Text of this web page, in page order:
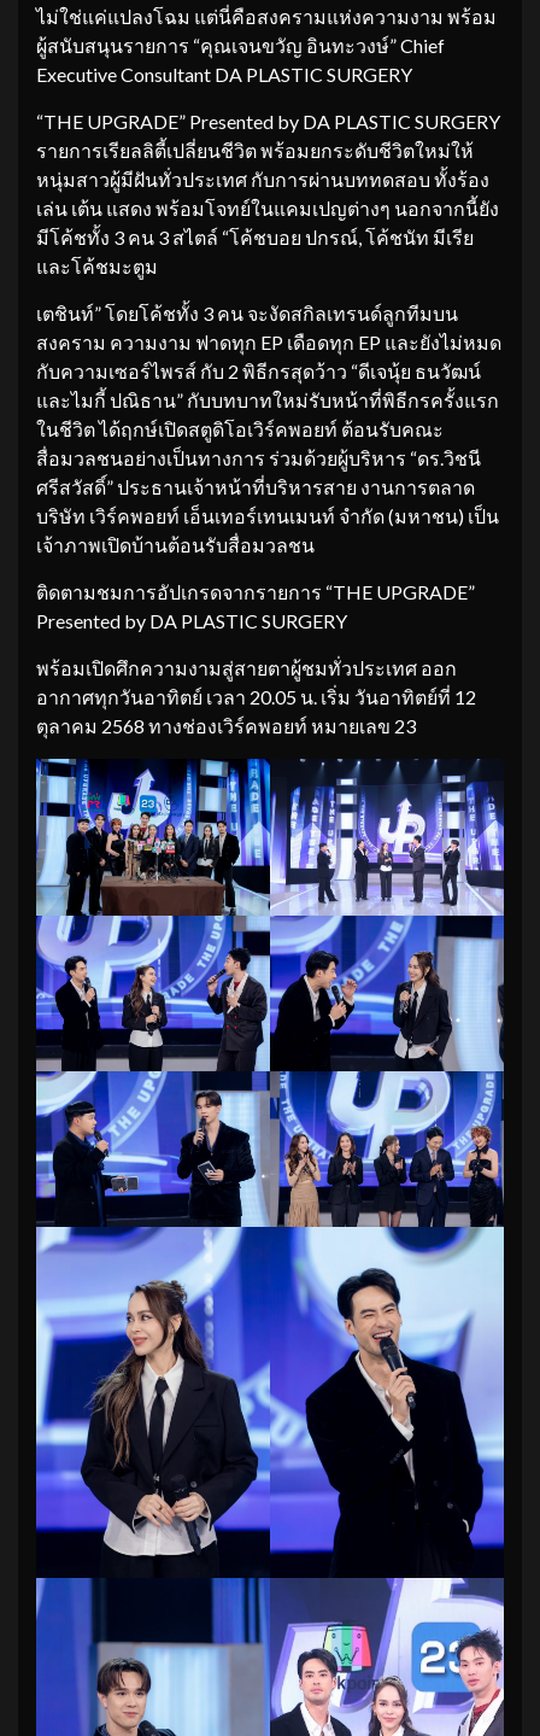
ไม่ใช่แค่แปลงโฉม แต่นี่คือสงครามแห่งความงาม พร้อม
ผู้สนับสนุนรายการ “คุณเจนขวัญ อินทะวงษ์” Chief
Executive Consultant DA PLASTIC SURGERY
​“THE UPGRADE” Presented by DA PLASTIC SURGERY
รายการเรียลลิตี้เปลี่ยนชีวิต พร้อมยกระดับชีวิตใหม่ให้
หนุ่มสาวผู้มีฝันทั่วประเทศ กับการผ่านบททดสอบ ทั้งร้อง
เล่น เต้น แสดง พร้อมโจทย์ในแคมเปญต่างๆ นอกจากนี้ยัง
มีโค้ชทั้ง 3 คน 3 สไตล์ “โค้ชบอย ปกรณ์, โค้ชนัท มีเรีย
และโค้ชมะตูม
เตชินท์” โดยโค้ชทั้ง 3 คน จะงัดสกิลเทรนด์ลูกทีมบน
สงคราม ความงาม ฟาดทุก EP เดือดทุก EP และยังไม่หมด
กับความเซอร์ไพรส์ กับ 2 พิธีกรสุดว้าว “ดีเจนุ้ย ธนวัฒน์
และไมกี้ ปณิธาน” กับบทบาทใหม่รับหน้าที่พิธีกรครั้งแรก
ในชีวิต ได้ฤกษ์เปิดสตูดิโอเวิร์คพอยท์ ต้อนรับคณะ
สื่อมวลชนอย่างเป็นทางการ ร่วมด้วยผู้บริหาร “ดร.วิชนี
ศรีสวัสดิ์” ประธานเจ้าหน้าที่บริหารสาย งานการตลาด
บริษัท เวิร์คพอยท์ เอ็นเทอร์เทนเมนท์ จำกัด (มหาชน) เป็น
เจ้าภาพเปิดบ้านต้อนรับสื่อมวลชน
​ติดตามชมการอัปเกรดจากรายการ “THE UPGRADE”
Presented by DA PLASTIC SURGERY
พร้อมเปิดศึกความงามสู่สายตาผู้ชมทั่วประเทศ ออก
อากาศทุกวันอาทิตย์ เวลา 20.05 น. เริ่ม วันอาทิตย์ที่ 12
ตุลาคม 2568 ทางช่องเวิร์คพอยท์ หมายเลข 23